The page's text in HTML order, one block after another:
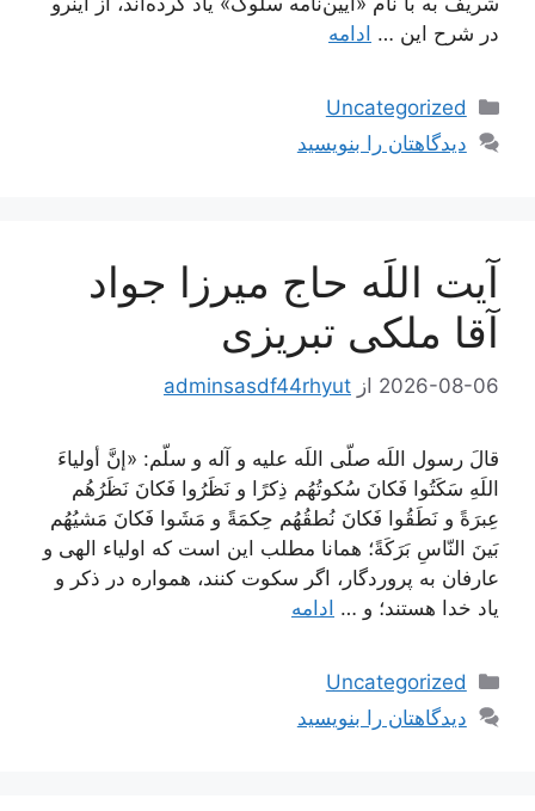
در شرح این … ادامه
دسته‌ها
Uncategorized
دیدگاهتان را بنویسید
آیت اللَه حاج میرزا جواد
آقا ملکی تبریزی
2026-08-06 از adminsasdf44rhyut
قالَ رسول اللَه صلّى اللَه عليه و آله و سلّم: «إنَّ أولياءَ
اللَهِ سَكَتُوا فَكانَ سُكوتُهُم ذِكرًا و نَظَرُوا فَكانَ نَظَرُهُم
عِبرَةً و نَطَقُوا فَكانَ نُطقُهُم حِكمَةً و مَشَوا فَكانَ مَشيُهُم
بَينَ النّاسِ بَرَكَةً؛ همانا مطلب اين است كه اولياء الهى و
عارفان به پروردگار، اگر سكوت كنند، همواره در ذكر و
ياد خدا هستند؛ و … ادامه
دسته‌ها
Uncategorized
دیدگاهتان را بنویسید